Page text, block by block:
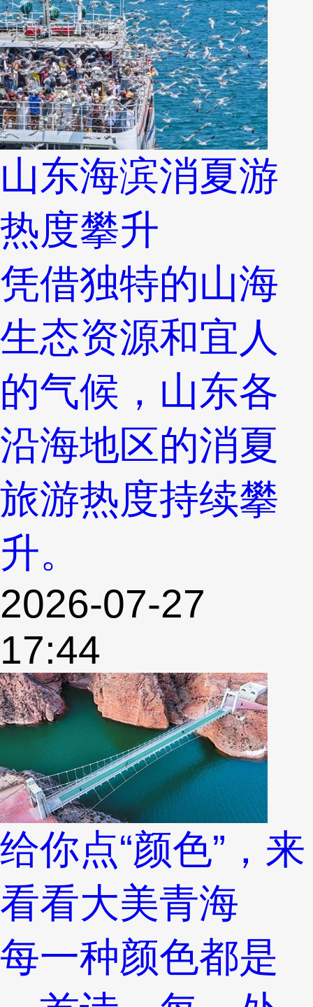
山东海滨消夏游
热度攀升
凭借独特的山海
生态资源和宜人
的气候，山东各
沿海地区的消夏
旅游热度持续攀
升。
2026-07-27
17:44
给你点“颜色”，来
看看大美青海
每一种颜色都是